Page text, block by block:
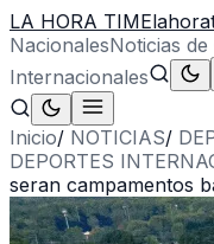
LA HORA TIME
NacionalesNoticias de
Internacionales
Inicio/ NOTICIAS/
DEPORTES
seran campamentos